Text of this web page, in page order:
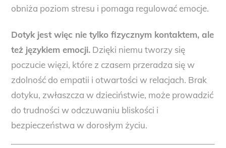
obniża poziom stresu i pomaga regulować emocje.
Dotyk jest więc nie tylko fizycznym kontaktem, ale
też językiem emocji. Dzięki niemu tworzy się
poczucie więzi, które z czasem przeradza się w
zdolność do empatii i otwartości w relacjach. Brak
dotyku, zwłaszcza w dzieciństwie, może prowadzić
do trudności w odczuwaniu bliskości i
bezpieczeństwa w dorosłym życiu.